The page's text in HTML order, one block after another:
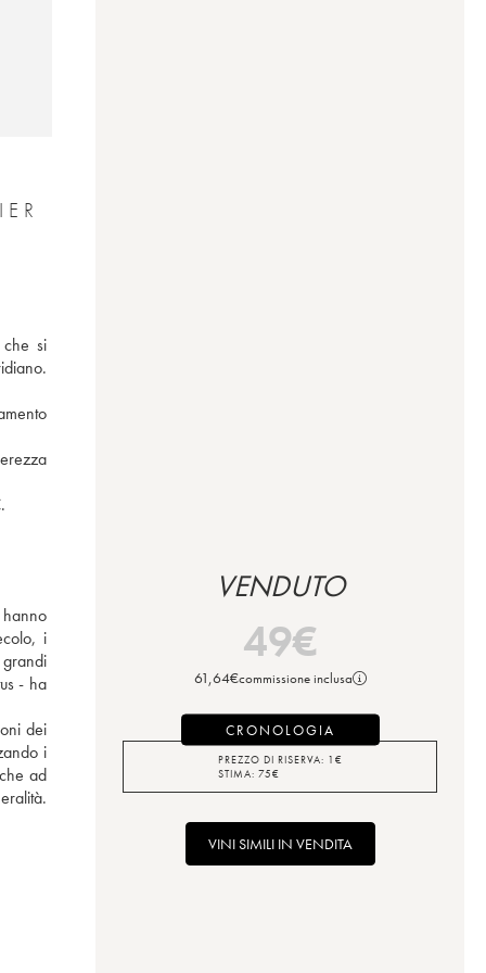
si
i
- ha
dei
i
ad
VENDUTO
49€
61,64€commissione inclusa
CRONOLOGIA
PREZZO DI RISERVA: 1 €
STIMA: 75€
VINI SIMILI IN VENDITA